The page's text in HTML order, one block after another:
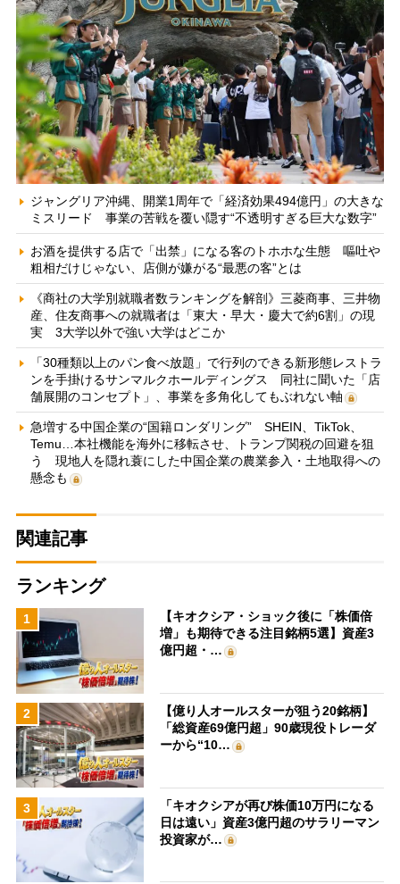
ジャングリア沖縄、開業1周年で「経済効果494億円」の大きな
ミスリード 事業の苦戦を覆い隠す“不透明すぎる巨大な数字”
お酒を提供する店で「出禁」になる客のトホホな生態 嘔吐や
粗相だけじゃない、店側が嫌がる“最悪の客”とは
《商社の大学別就職者数ランキングを解剖》三菱商事、三井物
産、住友商事への就職者は「東大・早大・慶大で約6割」の現
実 3大学以外で強い大学はどこか
「30種類以上のパン食べ放題」で行列のできる新形態レストラ
ンを手掛けるサンマルクホールディングス 同社に聞いた「店
舗展開のコンセプト」、事業を多角化してもぶれない軸
急増する中国企業の“国籍ロンダリング” SHEIN、TikTok、
Temu…本社機能を海外に移転させ、トランプ関税の回避を狙
う 現地人を隠れ蓑にした中国企業の農業参入・土地取得への
懸念も
関連記事
ランキング
1
【キオクシア・ショック後に「株価倍
増」も期待できる注目銘柄5選】資産3
億円超・…
2
【億り人オールスターが狙う20銘柄】
「総資産69億円超」90歳現役トレーダ
ーから“10…
3
「キオクシアが再び株価10万円になる
日は遠い」資産3億円超のサラリーマン
投資家が…